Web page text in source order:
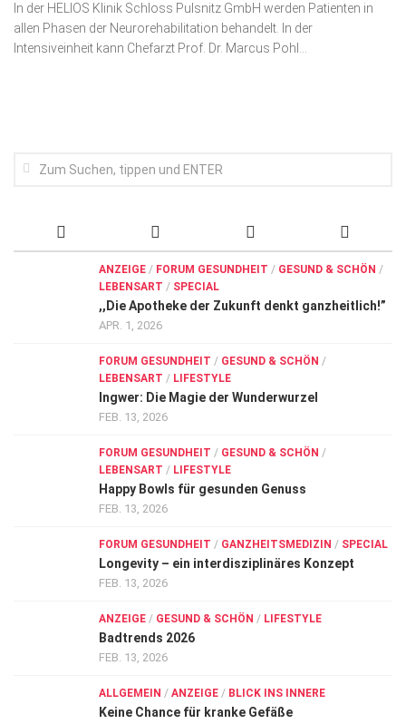
In der HELIOS Klinik Schloss Pulsnitz GmbH werden Patienten in
allen Phasen der Neurorehabilitation behandelt. In der
Intensiveinheit kann Chefarzt Prof. Dr. Marcus Pohl...
ANZEIGE / FORUM GESUNDHEIT / GESUND & SCHÖN /
LEBENSART / SPECIAL
,,Die Apotheke der Zukunft denkt ganzheitlich!”
APR. 1, 2026
FORUM GESUNDHEIT / GESUND & SCHÖN /
LEBENSART / LIFESTYLE
Ingwer: Die Magie der Wunderwurzel
FEB. 13, 2026
FORUM GESUNDHEIT / GESUND & SCHÖN /
LEBENSART / LIFESTYLE
Happy Bowls für gesunden Genuss
FEB. 13, 2026
FORUM GESUNDHEIT / GANZHEITSMEDIZIN / SPECIAL
Longevity – ein interdisziplinäres Konzept
FEB. 13, 2026
ANZEIGE / GESUND & SCHÖN / LIFESTYLE
Badtrends 2026
FEB. 13, 2026
ALLGEMEIN / ANZEIGE / BLICK INS INNERE
Keine Chance für kranke Gefäße